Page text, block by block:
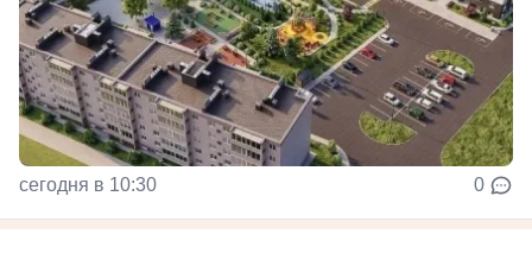
сегодня в 10:30 0